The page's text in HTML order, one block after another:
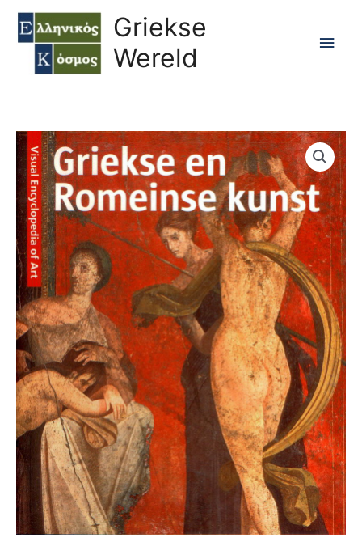
Griekse
Wereld
GRIEKSE
EN
ROMEINSE
KUNST
aantal